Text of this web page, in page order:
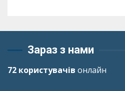
Зараз з нами
72 користувачів онлайн